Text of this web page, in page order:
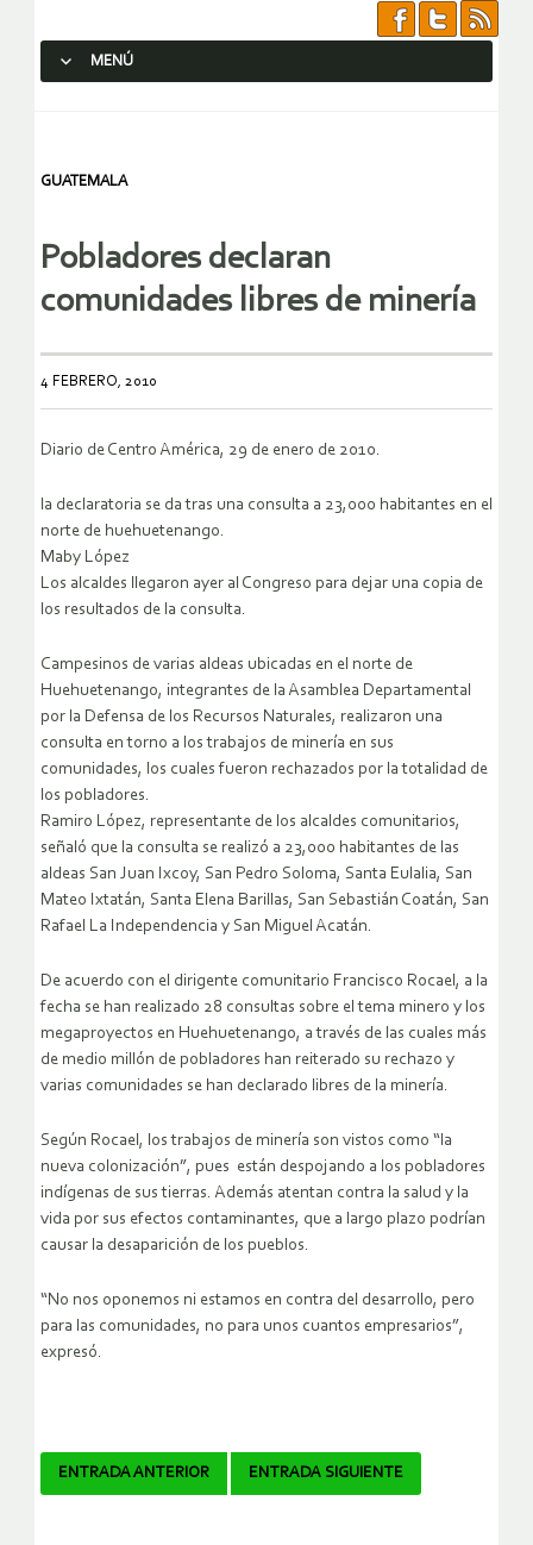
MENÚ
GUATEMALA
Pobladores declaran
comunidades libres de minería
4 FEBRERO, 2010
Diario de Centro América, 29 de enero de 2010.
la declaratoria se da tras una consulta a 23,000 habitantes en el
norte de huehuetenango.
Maby López
Los alcaldes llegaron ayer al Congreso para dejar una copia de
los resultados de la consulta.
Campesinos de varias aldeas ubicadas en el norte de
Huehuetenango, integrantes de la Asamblea Departamental
por la Defensa de los Recursos Naturales, realizaron una
consulta en torno a los trabajos de minería en sus
comunidades, los cuales fueron rechazados por la totalidad de
los pobladores.
Ramiro López, representante de los alcaldes comunitarios,
señaló que la consulta se realizó a 23,000 habitantes de las
aldeas San Juan Ixcoy, San Pedro Soloma, Santa Eulalia, San
Mateo Ixtatán, Santa Elena Barillas, San Sebastián Coatán, San
Rafael La Independencia y San Miguel Acatán.
De acuerdo con el dirigente comunitario Francisco Rocael, a la
fecha se han realizado 28 consultas sobre el tema minero y los
megaproyectos en Huehuetenango, a través de las cuales más
de medio millón de pobladores han reiterado su rechazo y
varias comunidades se han declarado libres de la minería.
Según Rocael, los trabajos de minería son vistos como “la
nueva colonización”, pues están despojando a los pobladores
indígenas de sus tierras. Además atentan contra la salud y la
vida por sus efectos contaminantes, que a largo plazo podrían
causar la desaparición de los pueblos.
“No nos oponemos ni estamos en contra del desarrollo, pero
para las comunidades, no para unos cuantos empresarios”,
expresó.
Navegador
ENTRADA ANTERIOR ENTRADA SIGUIENTE